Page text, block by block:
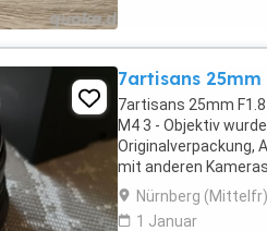
7artisans 25mm
7artisans 25mm
M4 3 - Objektiv
Originalverpackung,
mit anderen
Nürnberg
1 Januar